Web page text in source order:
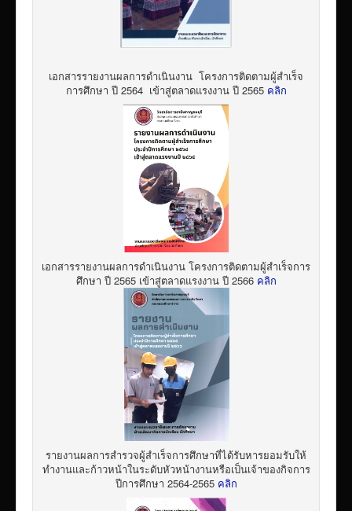
เอกสารรายงานผลการดำเนินงาน โครงการติดตามผู้สำเร็จ
การศึกษา ปี 2564 เข้าสู่ตลาดแรงงาน ปี 2565 คลิก
เอกสารรายงานผลการดำเนินงาน โครงการติดตามผู้สำเร็จการ
ศึกษา ปี 2565 เข้าสู่ตลาดแรงงาน ปี 2566 คลิก
รายงานผลการสำรวจผู้สำเร็จการศึกษาที่ได้รับหารยอมรับให้
ทำงานและก้าวหน้าในระดับหัวหน้างานหรือเป็นเจ้าของกิจการ
ปีการศึกษา 2564-2565 คลิก